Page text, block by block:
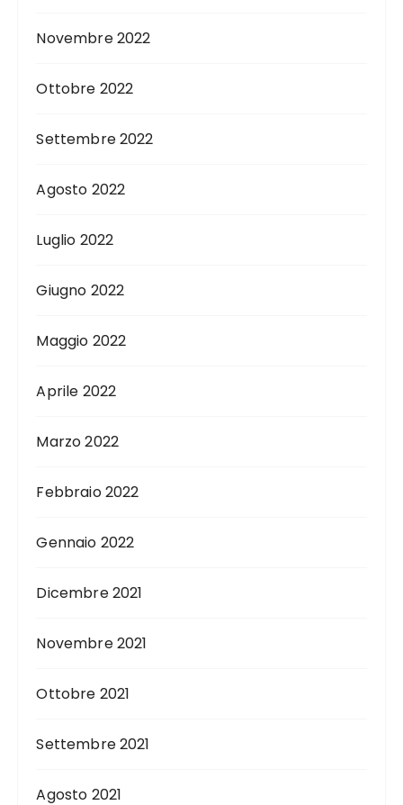
Novembre 2022
Ottobre 2022
Settembre 2022
Agosto 2022
Luglio 2022
Giugno 2022
Maggio 2022
Aprile 2022
Marzo 2022
Febbraio 2022
Gennaio 2022
Dicembre 2021
Novembre 2021
Ottobre 2021
Settembre 2021
Agosto 2021